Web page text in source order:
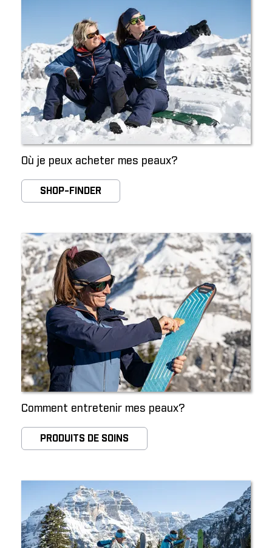
Où je peux acheter mes peaux?
SHOP-FINDER
Comment entretenir mes peaux?
PRODUITS DE SOINS